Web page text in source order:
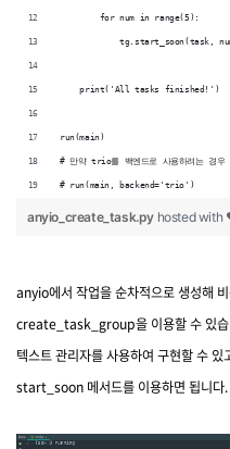
        for num in range(5):
tg.start_soon(task,
    print('All tasks finished!')
run(main)
# 만약 trio를 백엔드로 사용하려는 경우
# run(main, backend='trio')
anyio_create_task.py hosted with
anyio에서 작업을 순차적으로 생성해
create_task_group을 이용할 수 있
텍스트 관리자를 사용하여 구현할 수
start_soon 메서드를 이용하면 됩니다.